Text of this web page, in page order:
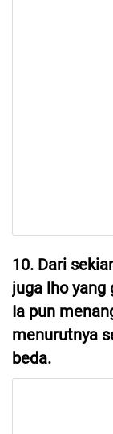
10. Dari
juga lho yang
Ia pun
menurutnya
beda.